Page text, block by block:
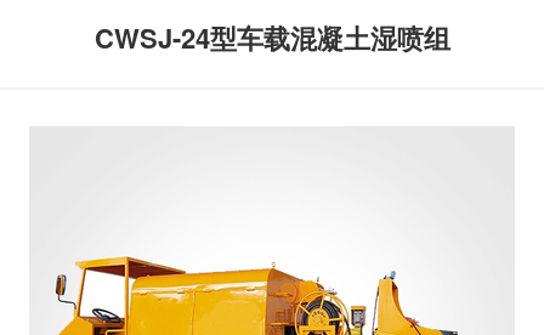
CWSJ-24型车载混凝土湿喷组